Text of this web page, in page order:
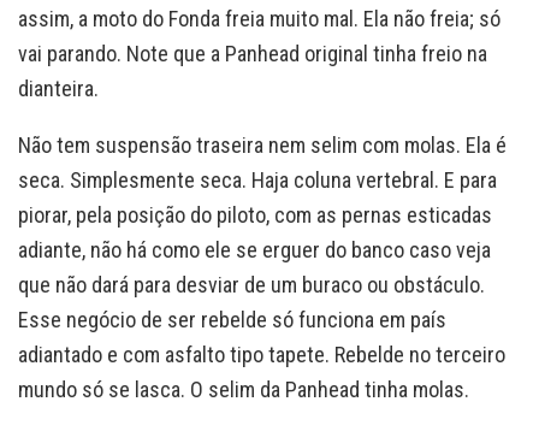
assim, a moto do Fonda freia muito mal. Ela não freia; só
vai parando. Note que a Panhead original tinha freio na
dianteira.
Não tem suspensão traseira nem selim com molas. Ela é
seca. Simplesmente seca. Haja coluna vertebral. E para
piorar, pela posição do piloto, com as pernas esticadas
adiante, não há como ele se erguer do banco caso veja
que não dará para desviar de um buraco ou obstáculo.
Esse negócio de ser rebelde só funciona em país
adiantado e com asfalto tipo tapete. Rebelde no terceiro
mundo só se lasca. O selim da Panhead tinha molas.